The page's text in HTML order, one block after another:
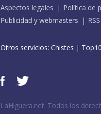
Aspectos legales
Política de
Publicidad y webmasters
RSS
Otros servicios: Chistes |
LaHiguera.net. Todos los